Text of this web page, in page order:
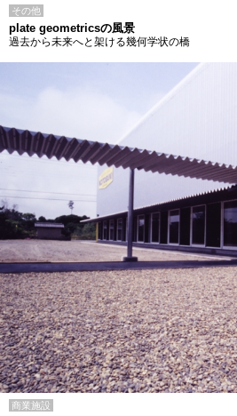
その他
plate geometricsの風景
過去から未来へと架ける幾何学状の橋
商業施設